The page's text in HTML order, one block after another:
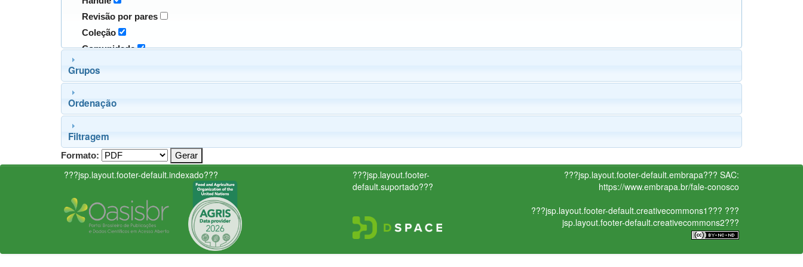
Revisão por pares
Coleção
Comunidade
Grupos
Ordenação
Filtragem
Formato:
???jsp.layout.footer-default.indexado???
???jsp.layout.footer-
default.suportado???
???jsp.layout.footer-default.embrapa??? SAC:
https://www.embrapa.br/fale-conosco
???jsp.layout.footer-default.creativecommons1??? ???
jsp.layout.footer-default.creativecommons2???